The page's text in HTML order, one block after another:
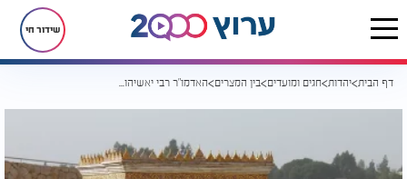
שידור חי
דף הבית יהדות חגים ומועדים בין המצרים האדמו"ר רבי יאשיהו פינטו במסר מיוחד ליום י"ז בתמוז